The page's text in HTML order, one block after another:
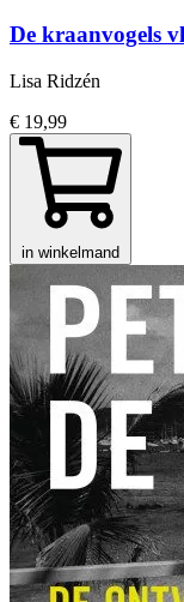
De kraanvogels
Lisa Ridzén
€ 19,99
in winkelmand